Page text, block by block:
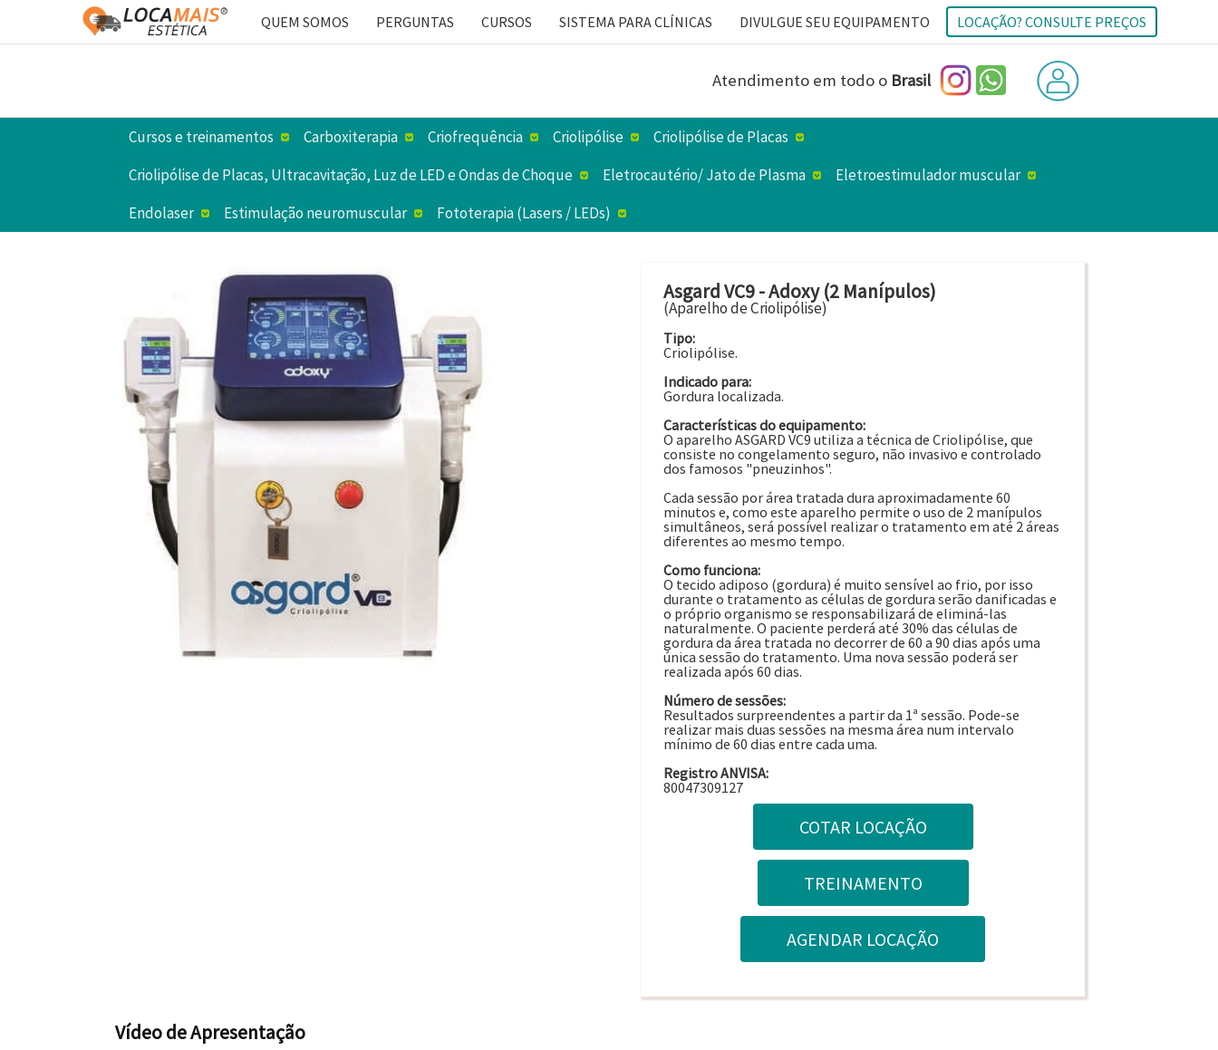
Atendimento em todo o Brasil
Cursos e treinamentos Carboxiterapia Criofrequência Criolipólise
Criolipólise de Placas
Criolipólise de Placas, Ultracavitação, Luz de LED e Ondas de Choque
Eletrocautério/ Jato de Plasma
Eletroestimulador muscular
Endolaser
Estimulação neuromuscular Fototerapia (Lasers / LEDs)
Asgard VC9 - Adoxy (2 Manípulos)
(Aparelho de Criolipólise)
Tipo:
Criolipólise.
Indicado para:
Gordura localizada.
Características do equipamento:
O aparelho ASGARD VC9 utiliza a técnica de Criolipólise, que
consiste no congelamento seguro, não invasivo e controlado
dos famosos "pneuzinhos".
Cada sessão por área tratada dura aproximadamente 60
minutos e, como este aparelho permite o uso de 2 manípulos
simultâneos, será possível realizar o tratamento em até 2 áreas
diferentes ao mesmo tempo.
Como funciona:
O tecido adiposo (gordura) é muito sensível ao frio, por isso
durante o tratamento as células de gordura serão danificadas e
o próprio organismo se responsabilizará de eliminá-las
naturalmente. O paciente perderá até 30% das células de
gordura da área tratada no decorrer de 60 a 90 dias após uma
única sessão do tratamento. Uma nova sessão poderá ser
realizada após 60 dias.
Número de sessões:
Resultados surpreendentes a partir da 1ª sessão. Pode-se
realizar mais duas sessões na mesma área num intervalo
mínimo de 60 dias entre cada uma.
Registro ANVISA:
80047309127
Vídeo de Apresentação